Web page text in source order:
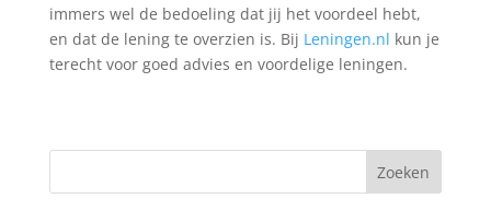
immers wel de bedoeling dat jij het voordeel hebt,
en dat de lening te overzien is. Bij Leningen.nl kun je
terecht voor goed advies en voordelige leningen.